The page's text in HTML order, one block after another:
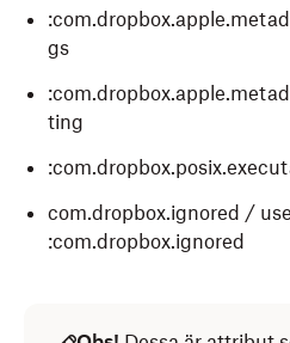
gs
ting
com.dropbox.ignored /
:com.dropbox.ignored